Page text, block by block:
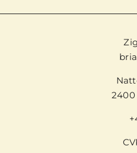
2400